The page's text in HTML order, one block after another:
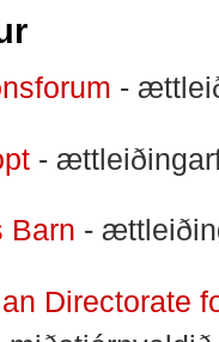
-
-
Barn -
Directorate